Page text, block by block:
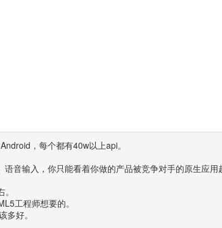
，每个都有40w以上api。
音输入，你只能看着你做的产品被竞争对手的原生应用
工程师想要的。
好。